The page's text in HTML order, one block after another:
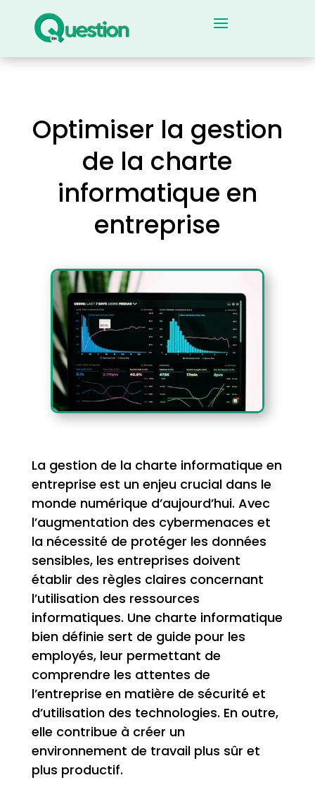
Optimiser la gestion
de la charte
informatique en
entreprise
La gestion de la charte informatique en
entreprise est un enjeu crucial dans le
monde numérique d’aujourd’hui. Avec
l’augmentation des cybermenaces et
la nécessité de protéger les données
sensibles, les entreprises doivent
établir des règles claires concernant
l’utilisation des ressources
informatiques. Une charte informatique
bien définie sert de guide pour les
employés, leur permettant de
comprendre les attentes de
l’entreprise en matière de sécurité et
d’utilisation des technologies. En outre,
elle contribue à créer un
environnement de travail plus sûr et
plus productif.